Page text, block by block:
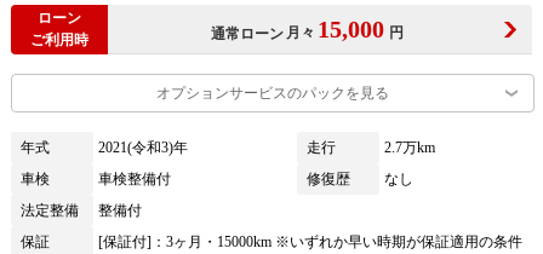
ローン
ご利用時
通常ローン 月々 15,000 円
オプションサービスのパックを見る
年式 2021(令和3)年 走行
2.7万km
車検
車検整備付 修復歴
なし
法定整備
整備付
保証
[保証付]：3ヶ月・15000km ※いずれか早い時期が保証適用の条件